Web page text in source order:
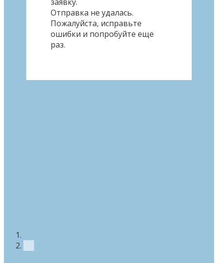
Отправка не удалась.
Пожалуйста, исправьте
ошибки и попробуйте еще
раз.